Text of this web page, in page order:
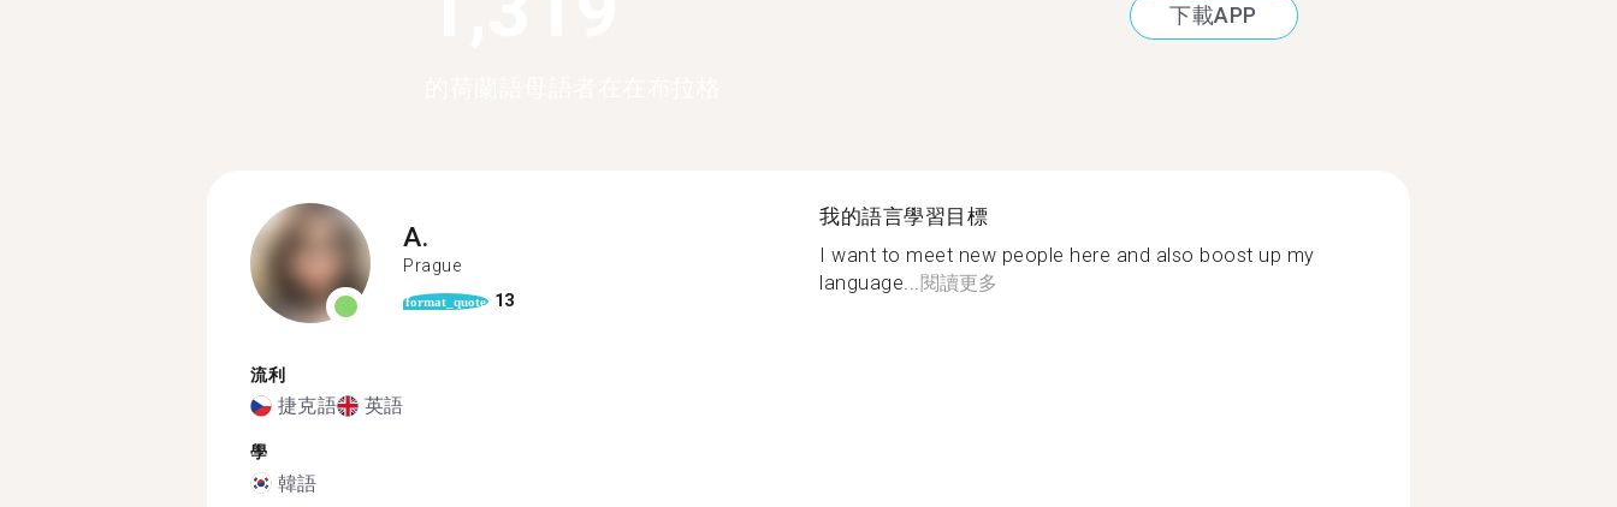
下載APP
A.
Prague
format_quote 13
流利
捷克語 英語
學
韓語
我的語言學習目標
I want to meet new people here and also boost up my
language... 閱讀更多